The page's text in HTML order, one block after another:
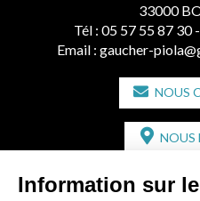
33000
Tél : 05 57 55 87 30
Email : gaucher-
NOUS
NOUS
CABINET